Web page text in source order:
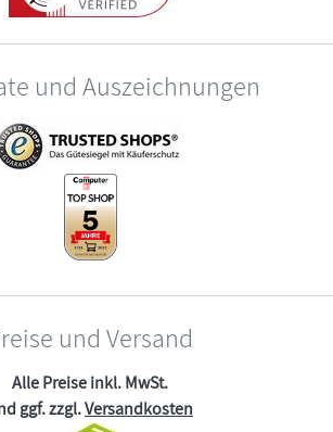
und Auszeichnungen
und Versand
Alle Preise inkl. MwSt.
ggf. zzgl.Versandkosten